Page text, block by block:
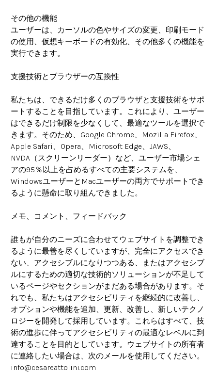
その他の機能
ユーザーは、カーソルの色やサイズの変更、印刷モード
の使用、仮想キーボードの有効化、その他多くの機能を
実行できます。
支援技術とブラウザーの互換性
私たちは、できるだけ多くのブラウザと支援技術をサポ
ートすることを目指しています。これにより、ユーザー
はできるだけ制限を少なくして、最適なツールを選択で
きます。そのため、Google Chrome、Mozilla Firefox、
Apple Safari、Opera、Microsoft Edge、JAWS、
NVDA（スクリーンリーダー）など、ユーザー市場シェ
アの95％以上を占めるすべての主要システムを、
WindowsユーザーとMacユーザーの両方でサポートでき
るように懸命に取り組んできました。
メモ、コメント、フィードバック
誰もが自分のニーズに合わせてウェブサイトを調整でき
るように最善を尽くしていますが、完全にアクセスでき
ない、アクセシブルになりつつある、またはアクセシブ
ルにするための適切な技術的ソリューションが不足して
いるページやセクションがまだある場合があります。そ
れでも、私たちはアクセシビリティを継続的に改善し、
オプションや機能を追加、更新、改善し、新しいテクノ
ロジーを開発して採用しています。これらはすべて、技
術の進歩に伴ってアクセシビリティの最適なレベルに到
達することを目的としています。ウェブサイトの所有者
に連絡したい場合は、次のメールを使用してください。
info@cesareattolini.com